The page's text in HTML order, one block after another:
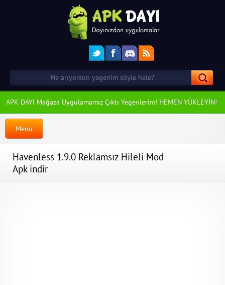
APK DAYI Mağaza Uygulamamız Çıktı Yegenlerim! HEMEN YÜKLEYİN!
Menü
Havenless 1.9.0 Reklamsız Hileli Mod
Apk indir